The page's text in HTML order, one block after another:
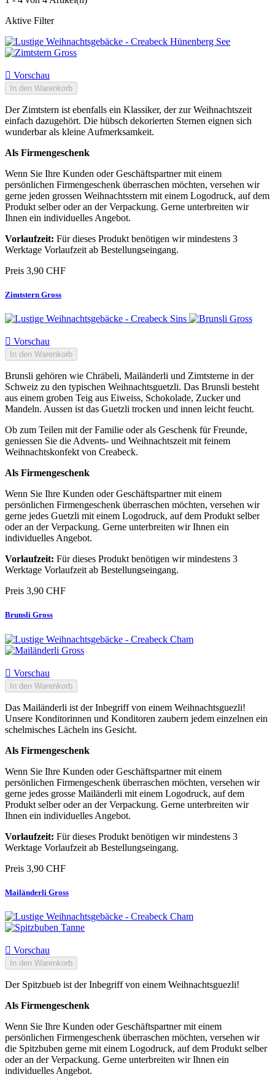
Aktive Filter
 Vorschau
In den Warenkorb
Der Zimtstern ist ebenfalls ein Klassiker, der zur Weihnachtszeit
einfach dazugehört. Die hübsch dekorierten Sternen eignen sich
wunderbar als kleine Aufmerksamkeit.
Als Firmengeschenk
Wenn Sie Ihre Kunden oder Geschäftspartner mit einem
persönlichen Firmengeschenk überraschen möchten, versehen wir
gerne jeden grossen Weihnachtsstern mit einem Logodruck, auf dem
Produkt selber oder an der Verpackung. Gerne unterbreiten wir
Ihnen ein individuelles Angebot.
Vorlaufzeit: Für dieses Produkt benötigen wir mindestens 3
Werktage Vorlaufzeit ab Bestellungseingang.
Preis 3,90 CHF
Zimtstern Gross
 Vorschau
In den Warenkorb
Brunsli gehören wie Chräbeli, Mailänderli und Zimtsterne in der
Schweiz zu den typischen Weihnachtsguetzli. Das Brunsli besteht
aus einem groben Teig aus Eiweiss, Schokolade, Zucker und
Mandeln. Aussen ist das Guetzli trocken und innen leicht feucht.
Ob zum Teilen mit der Familie oder als Geschenk für Freunde,
geniessen Sie die Advents- und Weihnachtszeit mit feinem
Weihnachtskonfekt von Creabeck.
Als Firmengeschenk
Wenn Sie Ihre Kunden oder Geschäftspartner mit einem
persönlichen Firmengeschenk überraschen möchten, versehen wir
gerne jedes Guetzli mit einem Logodruck, auf dem Produkt selber
oder an der Verpackung. Gerne unterbreiten wir Ihnen ein
individuelles Angebot.
Vorlaufzeit: Für dieses Produkt benötigen wir mindestens 3
Werktage Vorlaufzeit ab Bestellungseingang.
Preis 3,90 CHF
Brunsli Gross
 Vorschau
In den Warenkorb
Das Mailänderli ist der Inbegriff von einem Weihnachtsguezli!
Unsere Konditorinnen und Konditoren zaubern jedem einzelnen ein
schelmisches Lächeln ins Gesicht.
Als Firmengeschenk
Wenn Sie Ihre Kunden oder Geschäftspartner mit einem
persönlichen Firmengeschenk überraschen möchten, versehen wir
gerne jedes grosse Mailänderli mit einem Logodruck, auf dem
Produkt selber oder an der Verpackung. Gerne unterbreiten wir
Ihnen ein individuelles Angebot.
Vorlaufzeit: Für dieses Produkt benötigen wir mindestens 3
Werktage Vorlaufzeit ab Bestellungseingang.
Preis 3,90 CHF
Mailänderli Gross
 Vorschau
In den Warenkorb
Der Spitzbueb ist der Inbegriff von einem Weihnachtsguezli!
Als Firmengeschenk
Wenn Sie Ihre Kunden oder Geschäftspartner mit einem
persönlichen Firmengeschenk überraschen möchten, versehen wir
die Spitzbuben gerne mit einem Logodruck, auf dem Produkt selber
oder an der Verpackung. Gerne unterbreiten wir Ihnen ein
individuelles Angebot.